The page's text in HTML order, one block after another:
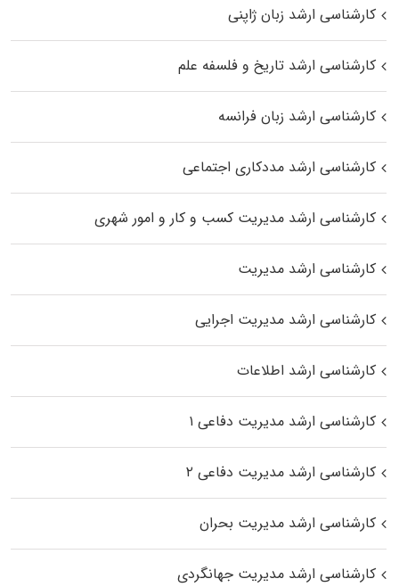
کارشناسی ارشد زبان ژاپنی
کارشناسی ارشد تاریخ و فلسفه علم
کارشناسی ارشد زبان فرانسه
کارشناسی ارشد مددکاری اجتماعی
کارشناسی ارشد مدیریت کسب و کار و امور شهری
کارشناسی ارشد مدیریت
کارشناسی ارشد مدیریت اجرایی
کارشناسی ارشد اطلاعات
کارشناسی ارشد مدیریت دفاعی ۱
کارشناسی ارشد مدیریت دفاعی ۲
کارشناسی ارشد مدیریت بحران
کارشناسی ارشد مدیریت جهانگردی